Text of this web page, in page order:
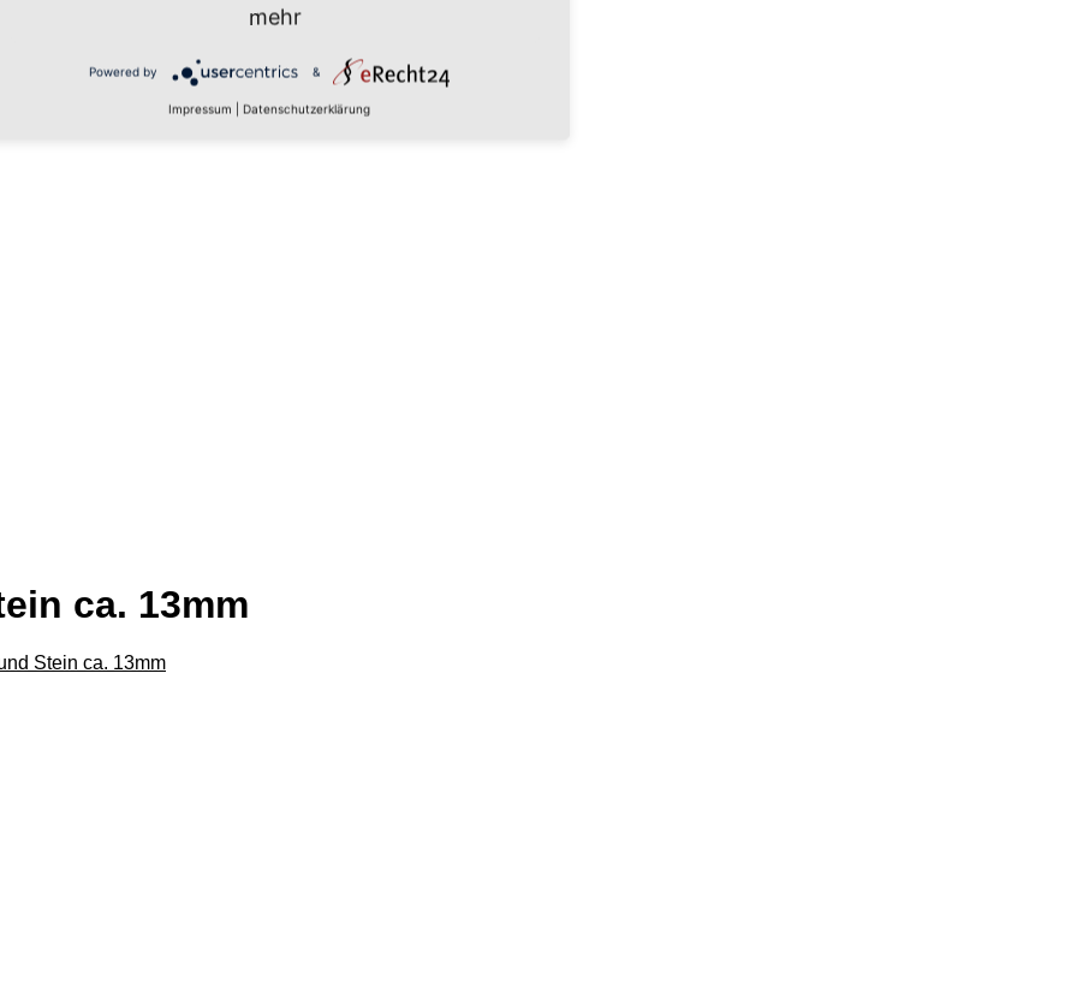
ca. 13mm
Stein ca. 13mm
mehr
Powered by &
Impressum Datenschutzerklärung